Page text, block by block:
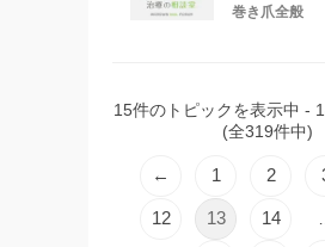
巻き爪全般
15件のトピックを表示中 -
(全319件中)
← 1 2
12 13 14